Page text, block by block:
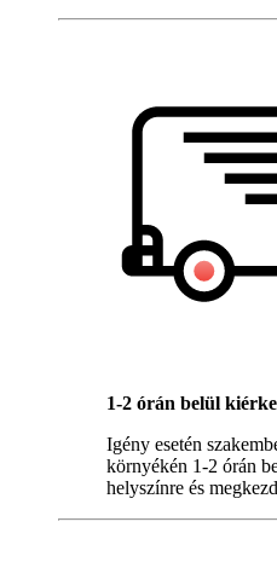
1-2 órán belül
Igény esetén
környékén 1-2 órán
helyszínre és